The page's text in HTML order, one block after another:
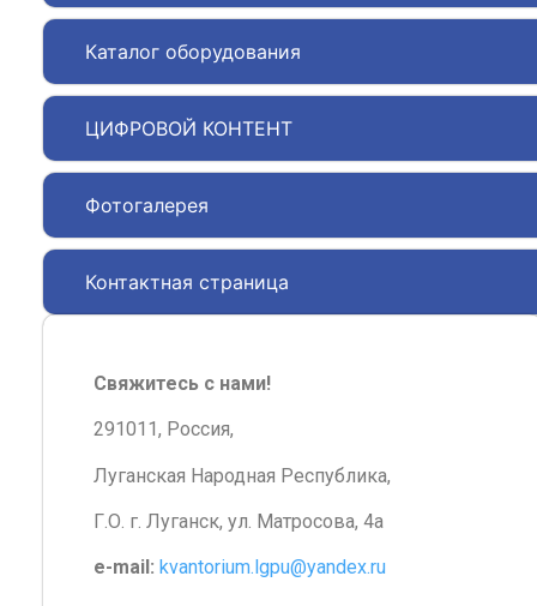
Каталог оборудования
ЦИФРОВОЙ КОНТЕНТ
Фотогалерея
Контактная страница
Свяжитесь с нами!
291011, Россия,
Луганская Народная Республика,
Г.О. г. Луганск, ул. Матросова, 4а
e-mail: kvantorium.lgpu@yandex.ru